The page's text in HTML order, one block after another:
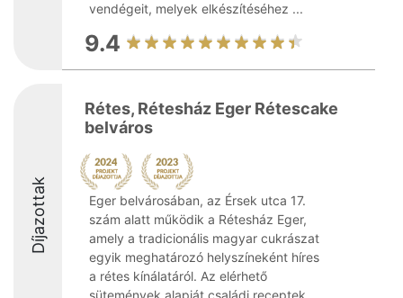
vendégeit, melyek elkészítéséhez ...
9.4
Díjazottak
Rétes, Rétesház Eger Rétescake
belváros
Eger belvárosában, az Érsek utca 17.
szám alatt működik a Rétesház Eger,
amely a tradicionális magyar cukrászat
egyik meghatározó helyszíneként híres
a rétes kínálatáról. Az elérhető
sütemények alapját családi receptek